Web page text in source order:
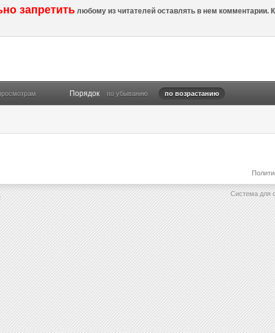
запретить любому из читателей оставлять в нем комментарии.
Порядок по убыванию по возрастанию
Система для